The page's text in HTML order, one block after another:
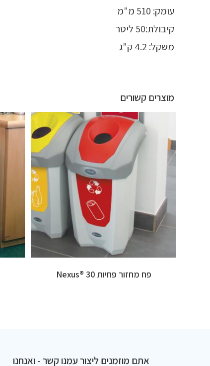
עומק: 510 מ"מ
קיבולת:50 ליטר
משקל: 4.2 ק"ג
מוצרים קשורים
פח מחזור פחיות 30 ®Nexus
אתם מוזמנים ליצור עמנו קשר - ואנחנו